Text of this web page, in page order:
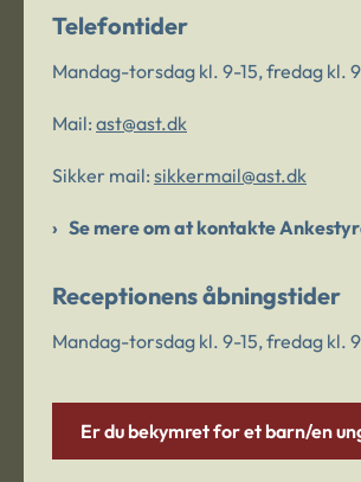
Telefontider
Mandag-torsdag kl. 9-15, fredag kl.
Mail: ast@ast.dk
Sikker mail: sikkermail@ast.dk
Se mere om at kontakte
Receptionens åbningstider
Mandag-torsdag kl. 9-15, fredag kl.
Er du bekymret for et barn/en